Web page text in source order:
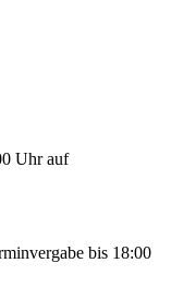
Uhr auf
bis 18:00